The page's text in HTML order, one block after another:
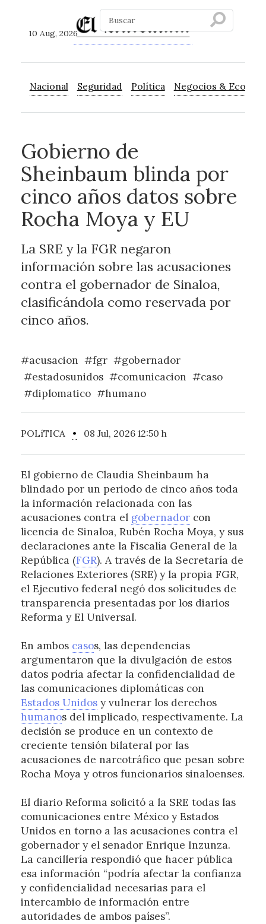
10 Aug, 2026
Nacional Seguridad Política Negocios &
Gobierno de
Sheinbaum blinda por
cinco años datos sobre
Rocha Moya y EU
La SRE y la FGR negaron
información sobre las acusaciones
contra el gobernador de Sinaloa,
clasificándola como reservada por
cinco años.
#acusacion #fgr #gobernador
#estadosunidos #comunicacion #caso
#diplomatico #humano
POLíTICA • 08 Jul, 2026 12:50 h
El gobierno de Claudia Sheinbaum ha
blindado por un periodo de cinco años toda
la información relacionada con las
acusaciones contra el gobernadorcon
licencia de Sinaloa, Rubén Rocha Moya, y sus
declaraciones ante la Fiscalía General de la
República (FGR). A través de la Secretaría de
Relaciones Exteriores (SRE) y la propia FGR,
el Ejecutivo federal negó dos solicitudes de
transparencia presentadas por los diarios
Reforma y El Universal.
En ambos casos, las dependencias
argumentaron que la divulgación de estos
datos podría afectar la confidencialidad de
las comunicaciones diplomáticas con
Estados Unidosy vulnerar los derechos
humanos del implicado, respectivamente. La
decisión se produce en un contexto de
creciente tensión bilateral por las
acusaciones de narcotráfico que pesan sobre
Rocha Moya y otros funcionarios sinaloenses.
El diario Reforma solicitó a la SRE todas las
comunicaciones entre México y Estados
Unidos en torno a las acusaciones contra el
gobernador y el senador Enrique Inzunza.
La cancillería respondió que hacer pública
esa información “podría afectar la confianza
y confidencialidad necesarias para el
intercambio de información entre
autoridades de ambos países”.